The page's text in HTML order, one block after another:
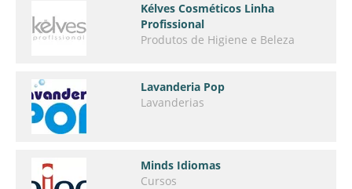
Kélves Cosméticos Linha
Profissional
Produtos de Higiene e Beleza
Lavanderia Pop
Lavanderias
Minds Idiomas
Cursos